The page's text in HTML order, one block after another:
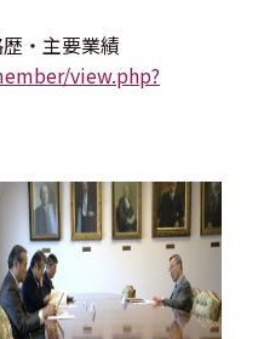
・主要業績
view.php?